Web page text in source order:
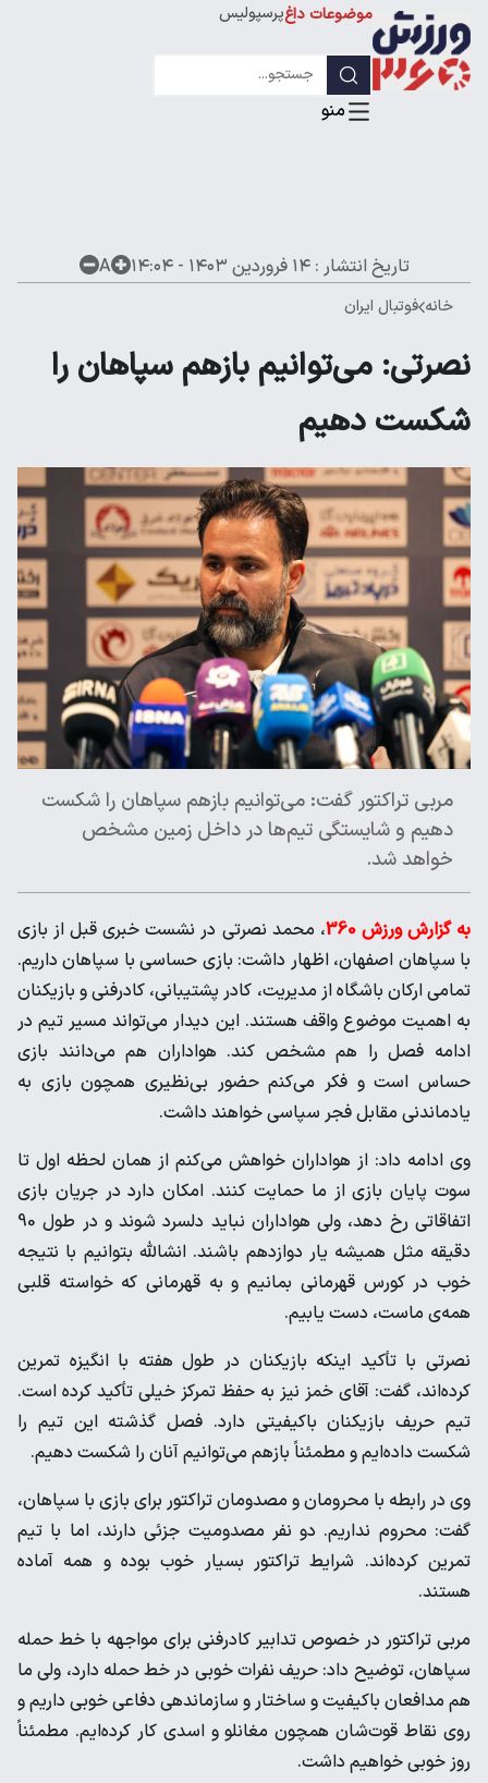
موضوعات داغپرسپولیس
لیگ قهرمانان
تاریخ انتشار :۱۴ فروردین ۱۴۰۳ - ۱۴:۰۴ A
خانه فوتبال ایران
نصرتی: می‌توانیم بازهم سپاهان را
شکست دهیم
مربی تراکتور گفت: می‌توانیم بازهم سپاهان را شکست
دهیم و شایستگی تیم‌ها در داخل زمین مشخص
خواهد شد.
به گزارش ورزش 360
، محمد نصرتی در نشست خبری قبل از بازی
با سپاهان اصفهان، اظهار داشت: بازی حساسی با سپاهان داریم.
تمامی ارکان باشگاه از مدیریت، کادر پشتیبانی، کادرفنی و بازیکنان
به اهمیت موضوع واقف هستند. این دیدار می‌تواند مسیر تیم در
ادامه فصل را هم مشخص کند. هواداران هم می‌دانند بازی
حساس است و فکر می‌کنم حضور بی‌نظیری همچون بازی به
یادماندنی مقابل فجر سپاسی خواهند داشت.
وی ادامه داد: از هواداران خواهش می‌کنم از همان لحظه اول تا
سوت پایان بازی از ما حمایت کنند. امکان دارد در جریان بازی
اتفاقاتی رخ دهد، ولی هواداران نباید دلسرد شوند و در طول 90
دقیقه مثل همیشه یار دوازدهم باشند. انشالله بتوانیم با نتیجه
خوب در کورس قهرمانی بمانیم و به قهرمانی که خواسته قلبی
همه‌ی ماست، دست یابیم.
نصرتی با تأکید اینکه بازیکنان در طول هفته با انگیزه تمرین
کرده‌اند، گفت: آقای خمز نیز به حفظ تمرکز خیلی تأکید کرده‌ است.
تیم حریف بازیکنان باکیفیتی دارد. فصل گذشته این تیم را
شکست داده‌ایم و مطمئناً بازهم می‌توانیم آنان را شکست دهیم.
وی در رابطه با محرومان و مصدومان تراکتور برای بازی با سپاهان،
گفت: محروم نداریم. دو نفر مصدومیت جزئی دارند، اما با تیم
تمرین کرده‌اند. شرایط تراکتور بسیار خوب بوده و همه آماده
هستند.
مربی تراکتور در خصوص تدابیر کادرفنی برای مواجهه با خط حمله
سپاهان، توضیح داد: حریف نفرات خوبی در خط حمله دارد، ولی ما
هم مدافعان باکیفیت و ساختار و سازماندهی دفاعی خوبی داریم و
روی نقاط قوت‌شان همچون مغانلو و اسدی کار کرده‌ایم. مطمئناً
روز خوبی خواهیم داشت.